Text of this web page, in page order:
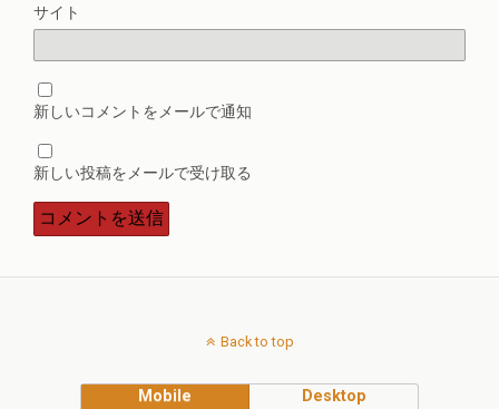
サイト
新しいコメントをメールで通知
新しい投稿をメールで受け取る
Back to top
Mobile Desktop